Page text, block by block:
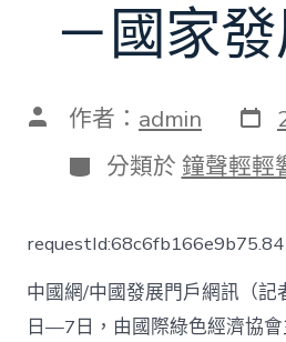
－國家
文 作者： admin 發
表
日
期
分
類
分類於 鐘聲輕輕
中國網/中國發展門戶網訊（
日—7日，由國際綠色經濟協會